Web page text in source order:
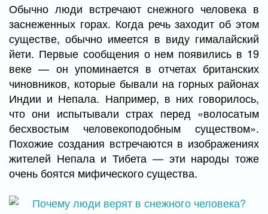
Обычно люди встречают снежного человека в
заснеженных горах. Когда речь заходит об этом
существе, обычно имеется в виду гималайский
йети. Первые сообщения о нем появились в 19
веке — он упоминается в отчетах британских
чиновников, которые бывали на горных районах
Индии и Непала. Например, в них говорилось,
что они испытывали страх перед «волосатым
бесхвостым человекоподобным существом».
Похожие создания встречаются в изображениях
жителей Непала и Тибета — эти народы тоже
очень боятся мифического существа.